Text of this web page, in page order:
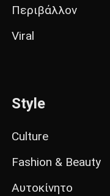
Περιβάλλον
Viral
Style
Culture
Fashion & Beauty
Αυτοκίνητο